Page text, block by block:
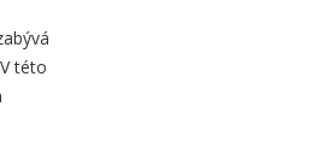
této